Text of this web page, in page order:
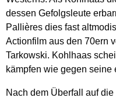
dessen Gefolgsleute
Pallières dies fast
Actionfilm aus den 70ern
Tarkowski. Kohlhaas
kämpfen wie gegen seine
Nach dem Überfall auf